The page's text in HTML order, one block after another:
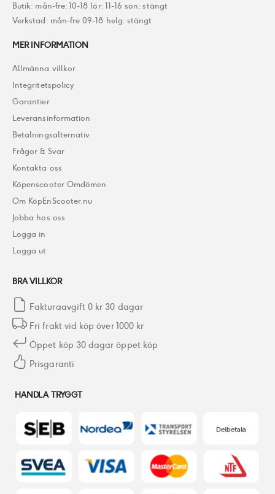
Butik: mån-fre: 10-18 lör: 11-16 sön: stängt
Verkstad: mån-fre 09-18 helg: stängt
MER INFORMATION
Allmänna villkor
Integritetspolicy
Garantier
Leveransinformation
Betalningsalternativ
Frågor & Svar
Kontakta oss
Köpenscooter Omdömen
Om KöpEnScooter.nu
Jobba hos oss
Logga in
Logga ut
BRA VILLKOR
Fakturaavgift 0 kr 30 dagar
Fri frakt vid köp över 1000 kr
Öppet köp 30 dagar öppet köp
Prisgaranti
HANDLA TRYGGT